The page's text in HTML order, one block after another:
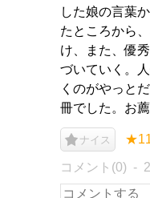
した娘の言葉
たところから
け、また、優
づいていく。
くのがやっと
冊でした。お
ナイス
コメント(0)